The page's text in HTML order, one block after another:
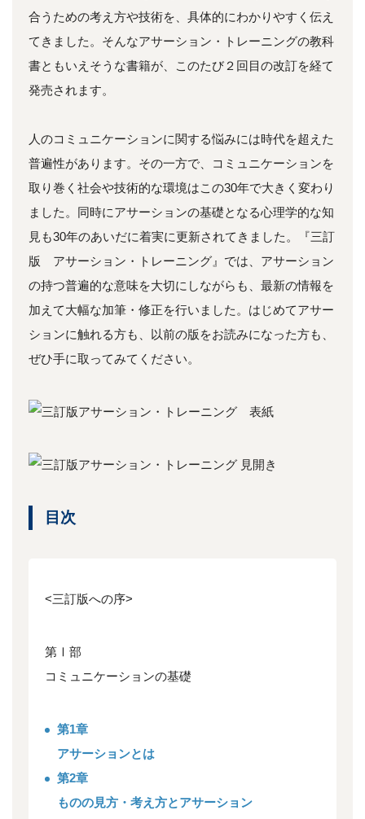
合うための考え方や技術を、具体的にわかりやすく伝え
てきました。そんなアサーション・トレーニングの教科
書ともいえそうな書籍が、このたび２回目の改訂を経て
発売されます。
人のコミュニケーションに関する悩みには時代を超えた
普遍性があります。その一方で、コミュニケーションを
取り巻く社会や技術的な環境はこの30年で大きく変わり
ました。同時にアサーションの基礎となる心理学的な知
見も30年のあいだに着実に更新されてきました。『三訂
版 アサーション・トレーニング』では、アサーション
の持つ普遍的な意味を大切にしながらも、最新の情報を
加えて大幅な加筆・修正を行いました。はじめてアサー
ションに触れる方も、以前の版をお読みになった方も、
ぜひ手に取ってみてください。
目次
<三訂版への序>
第Ⅰ部
コミュニケーションの基礎
第1章
アサーションとは
第2章
ものの見方・考え方とアサーション